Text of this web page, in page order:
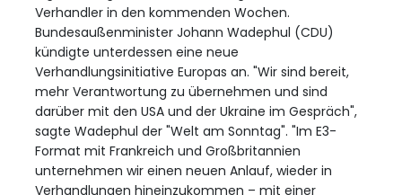
Verhandler in den kommenden Wochen.
Bundesaußenminister Johann Wadephul (CDU)
kündigte unterdessen eine neue
Verhandlungsinitiative Europas an. "Wir sind bereit,
mehr Verantwortung zu übernehmen und sind
darüber mit den USA und der Ukraine im Gespräch",
sagte Wadephul der "Welt am Sonntag". "Im E3-
Format mit Frankreich und Großbritannien
unternehmen wir einen neuen Anlauf, wieder in
Verhandlungen hineinzukommen – mit einer